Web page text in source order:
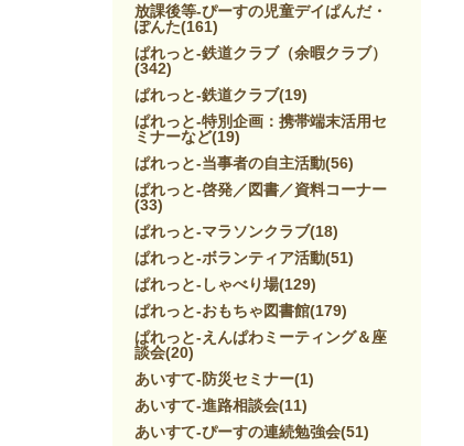
放課後等-ぴーすの児童デイぱんだ・
ぽんた(161)
ぱれっと-鉄道クラブ（余暇クラブ）
(342)
ぱれっと-鉄道クラブ(19)
ぱれっと-特別企画：携帯端末活用セ
ミナーなど(19)
ぱれっと-当事者の自主活動(56)
ぱれっと-啓発／図書／資料コーナー
(33)
ぱれっと-マラソンクラブ(18)
ぱれっと-ボランティア活動(51)
ぱれっと-しゃべり場(129)
ぱれっと-おもちゃ図書館(179)
ぱれっと-えんぱわミーティング＆座
談会(20)
あいすて-防災セミナー(1)
あいすて-進路相談会(11)
あいすて-ぴーすの連続勉強会(51)